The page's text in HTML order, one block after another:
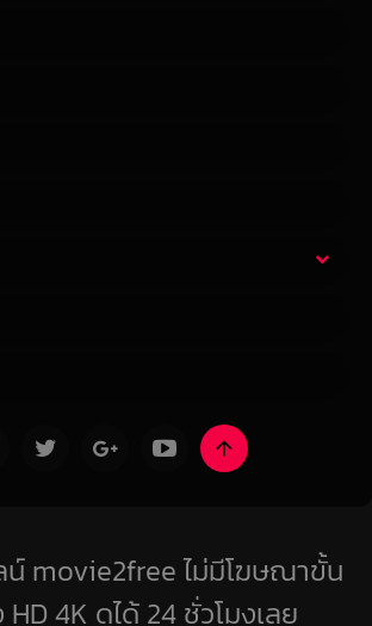
movie2free ไม่มีโฆษณาขั้น
4K ดูได้ 24 ชั่วโมงเลย